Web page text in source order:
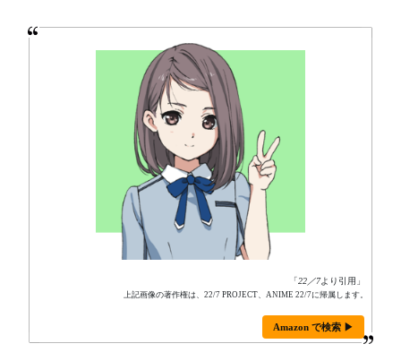
「22／7より引用」
上記画像の著作権は、22/7 PROJECT、ANIME 22/7に帰属します。
Amazon で検索 ▶